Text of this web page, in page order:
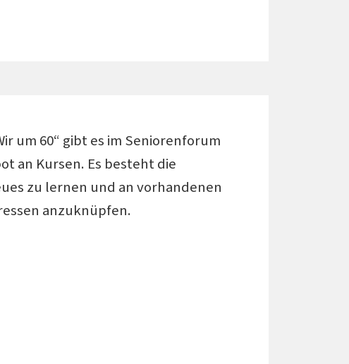
um 60“ gibt es im Seniorenforum
an Kursen. Es besteht die
zu lernen und an vorhandenen
anzuknüpfen.